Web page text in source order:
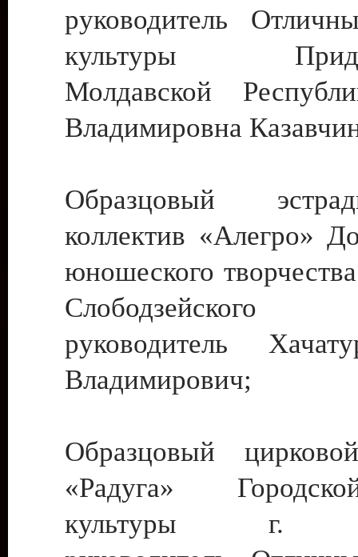
руководитель
культуры
Молдавской
Владимировна
Образцовый
коллектив «Алегро»
юношеского
руководитель
Владимирович;
Образцовый
«Радуга»
культуры г.